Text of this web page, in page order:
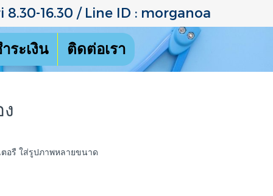
16.30 / Line ID : morganoa
ระเงิน ติดต่อเรา
อรื ใส่รูปภาพหลายขนาด